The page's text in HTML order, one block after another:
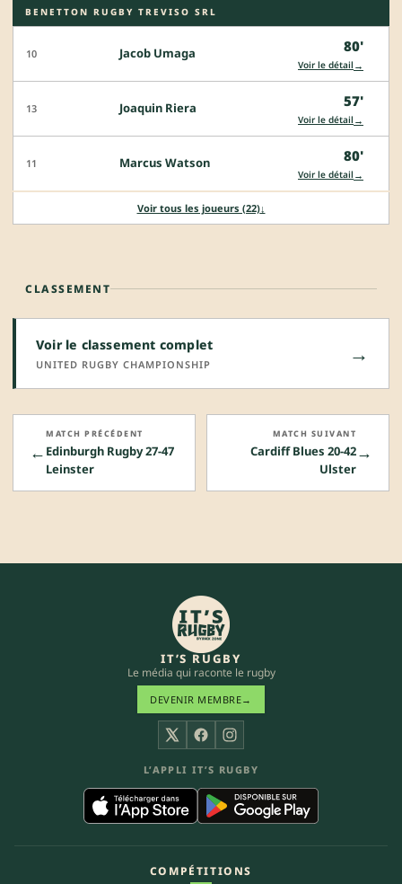
BENETTON RUGBY TREVISO SRL
10 Jacob Umaga 80'
Voir le détail →
13 Joaquin Riera 57'
Voir le détail →
11 Marcus Watson 80'
Voir le détail →
Voir tous les joueurs (22)↓
CLASSEMENT
Voir le classement complet
UNITED RUGBY CHAMPIONSHIP →
←
MATCH PRÉCÉDENT
Edinburgh Rugby 27-47
Leinster
→
MATCH SUIVANT
Cardiff Blues 20-42
Ulster
IT’S RUGBY
Le média qui raconte le rugby
DEVENIR MEMBRE→
X FacebookInstagram
L’APPLI IT’S RUGBY
COMPÉTITIONS